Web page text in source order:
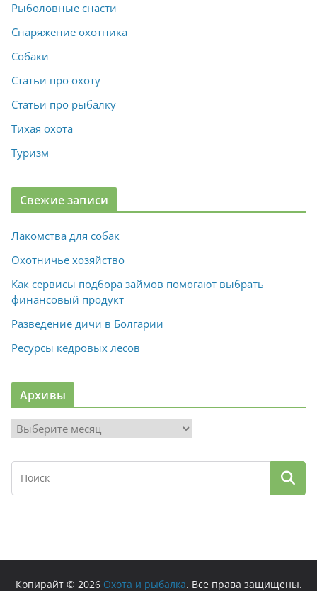
Рыболовные снасти
Снаряжение охотника
Собаки
Статьи про охоту
Статьи про рыбалку
Тихая охота
Туризм
Свежие записи
Лакомства для собак
Охотничье хозяйство
Как сервисы подбора займов помогают выбрать
финансовый продукт
Разведение дичи в Болгарии
Ресурсы кедровых лесов
Архивы
х
в
Копирайт © 2026 Охота и рыбалка. Все права защищены.